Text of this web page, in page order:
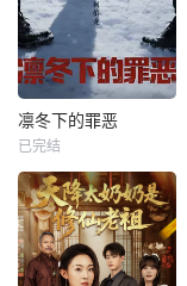
凛冬下的罪恶
已完结